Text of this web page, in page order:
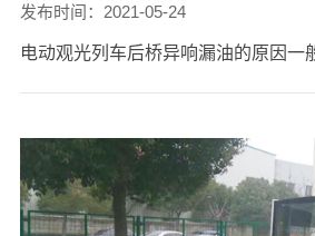
发布时间：2021-05-24
电动观光列车后桥异响漏油的原因一